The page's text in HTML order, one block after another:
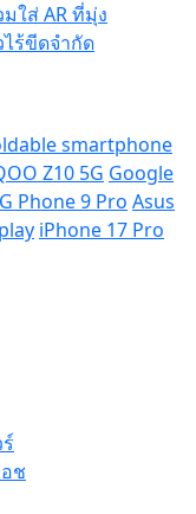
ใส่ AR ที่มุ่ง
ร้ขีดจำกัด
smartphone
Z10 5G Google
Phone 9 Pro Asus
iPhone 17 Pro
ช